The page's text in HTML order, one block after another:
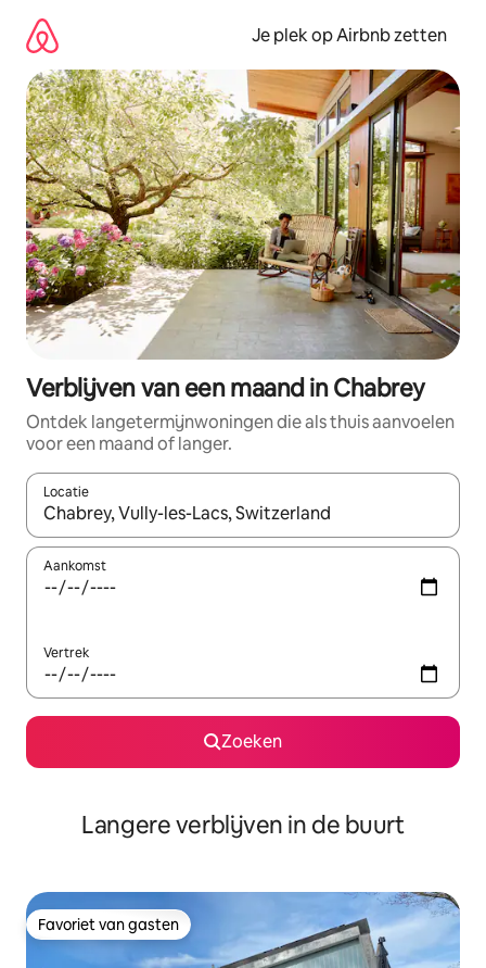
direct
naar
inhoud
Je plek op Airbnb zetten
Verblijven van een maand in Chabrey
Ontdek langetermijnwoningen die als thuis aanvoelen
voor een maand of langer.
Locatie
Wanneer er resultaten beschikbaar zijn, maak je een keuze
Aankomst
Vertrek
Zoeken
Langere verblijven in de buurt
Favoriet van gasten
Favoriet van gasten